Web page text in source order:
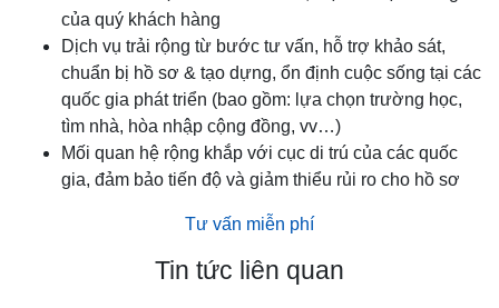
của quý khách hàng
Dịch vụ trải rộng từ bước tư vấn, hỗ trợ khảo sát,
chuẩn bị hồ sơ & tạo dựng, ổn định cuộc sống tại các
quốc gia phát triển (bao gồm: lựa chọn trường học,
tìm nhà, hòa nhập cộng đồng, vv…)
Mối quan hệ rộng khắp với cục di trú của các quốc
gia, đảm bảo tiến độ và giảm thiểu rủi ro cho hồ sơ
Tư vấn miễn phí
Tin tức liên quan